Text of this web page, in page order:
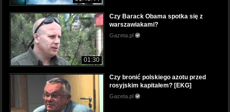
01:30
Czy Barack Obama spotka się z
warszawiakami?
Gazeta.pl
Czy bronić polskiego azotu przed
rosyjskim kapitałem? [EKG]
Gazeta.pl